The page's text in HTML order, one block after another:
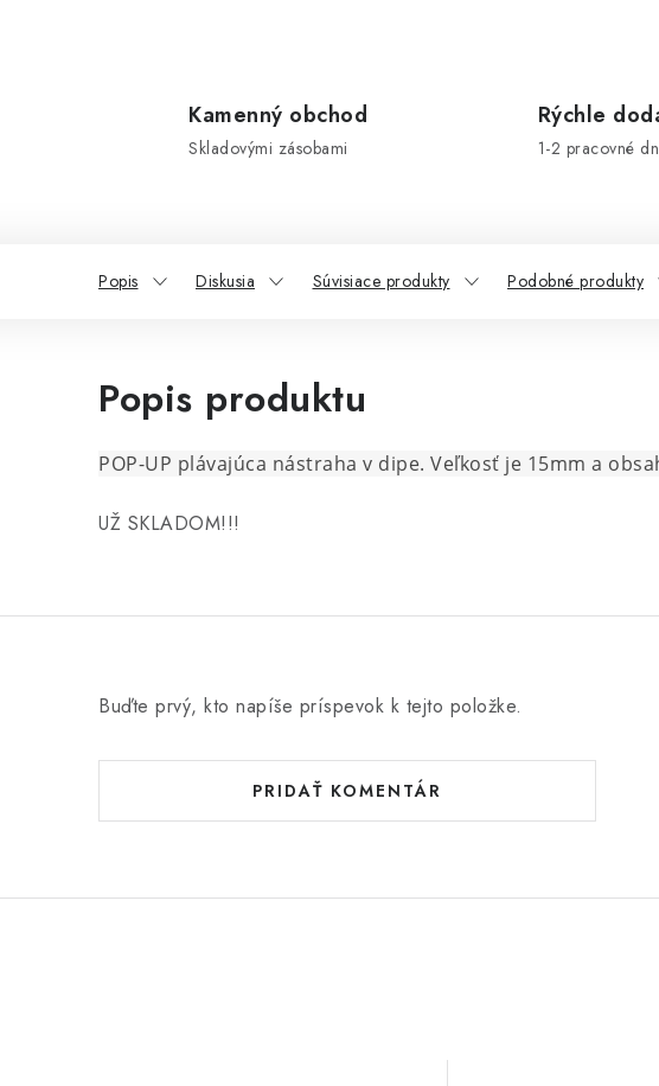
Kamenný obchod
Skladovými zásobami
Rýchle
1-2 pracovné
Popis Diskusia Súvisiace produkty Podobné produkty
Popis produktu
POP-UP plávajúca nástraha v dipe. Veľkosť je 15mm a
UŽ SKLADOM!!!
Buďte prvý, kto napíše príspevok k tejto položke.
PRIDAŤ KOMENTÁR